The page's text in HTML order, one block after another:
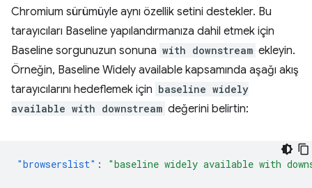
Chromium sürümüyle aynı özellik setini destekler. Bu
tarayıcıları Baseline yapılandırmanıza dahil etmek için
Baseline sorgunuzun sonuna with downstream ekleyin.
Örneğin, Baseline Widely available kapsamında aşağı akış
tarayıcılarını hedeflemek için baseline widely
available with downstream değerini belirtin:
"browserslist" : "baseline widely available with